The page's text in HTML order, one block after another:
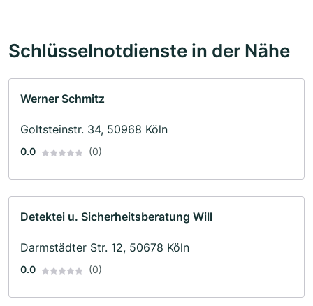
Schlüsselnotdienste in der Nähe
Werner Schmitz
Goltsteinstr. 34, 50968 Köln
0.0 (0)
Detektei u. Sicherheitsberatung Will
Darmstädter Str. 12, 50678 Köln
0.0 (0)